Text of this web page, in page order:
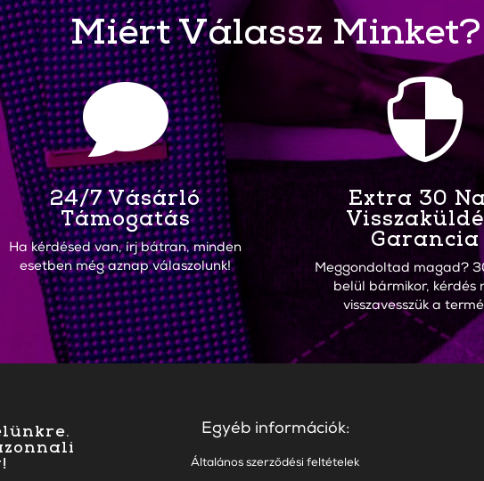
Miért Válassz Minket?

24/7 Vásárló
Támogatás
Ha kérdésed van, írj bátran, minden
esetben még aznap válaszolunk!

Extra 30
Garancia
Meggondoltad magad?
belül bármikor, kérdés
visszavesszük a
Egyéb információk:
Általános szerződési feltételek